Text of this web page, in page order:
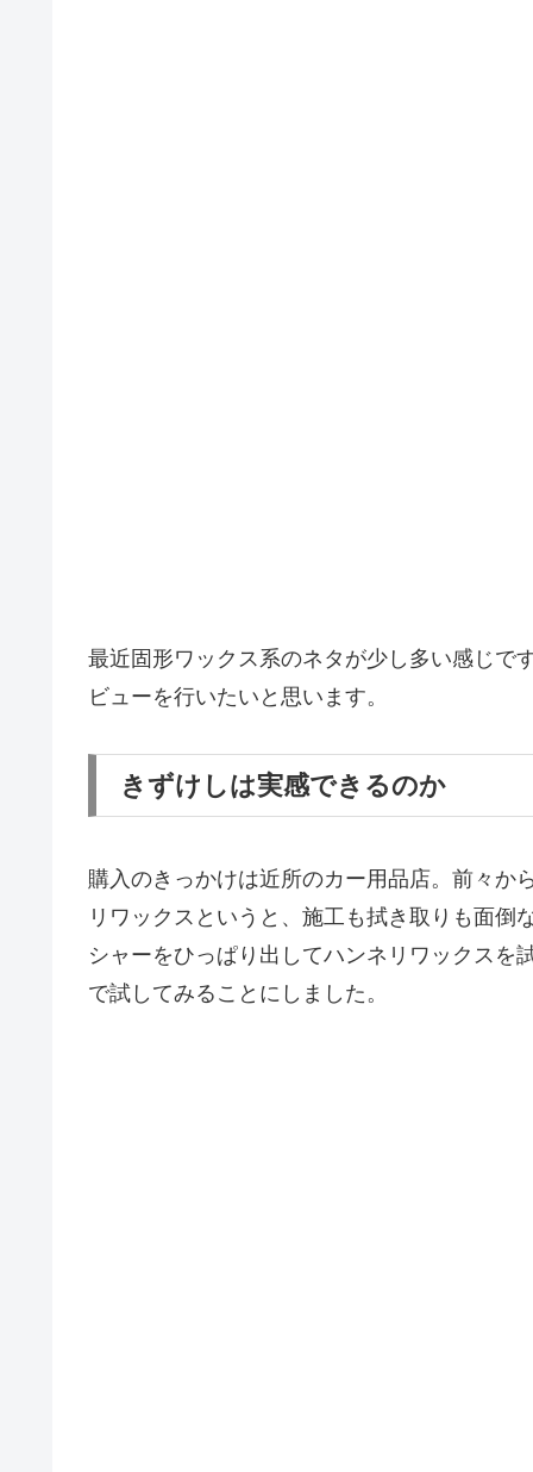
最近固形ワックス系のネタが少し多い感じで
ビューを行いたいと思います。
きずけしは実感できるのか
購入のきっかけは近所のカー用品店。前々か
リワックスというと、施工も拭き取りも面倒
シャーをひっぱり出してハンネリワックスを
で試してみることにしました。